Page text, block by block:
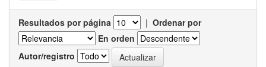
Resultados por página | Ordenar por
En orden
Autor/registro